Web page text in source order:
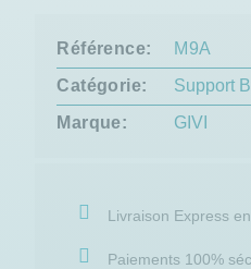
Référence
M9A
Catégorie
Support
Marque
GIVI
Livraison Express
Paiements 100%